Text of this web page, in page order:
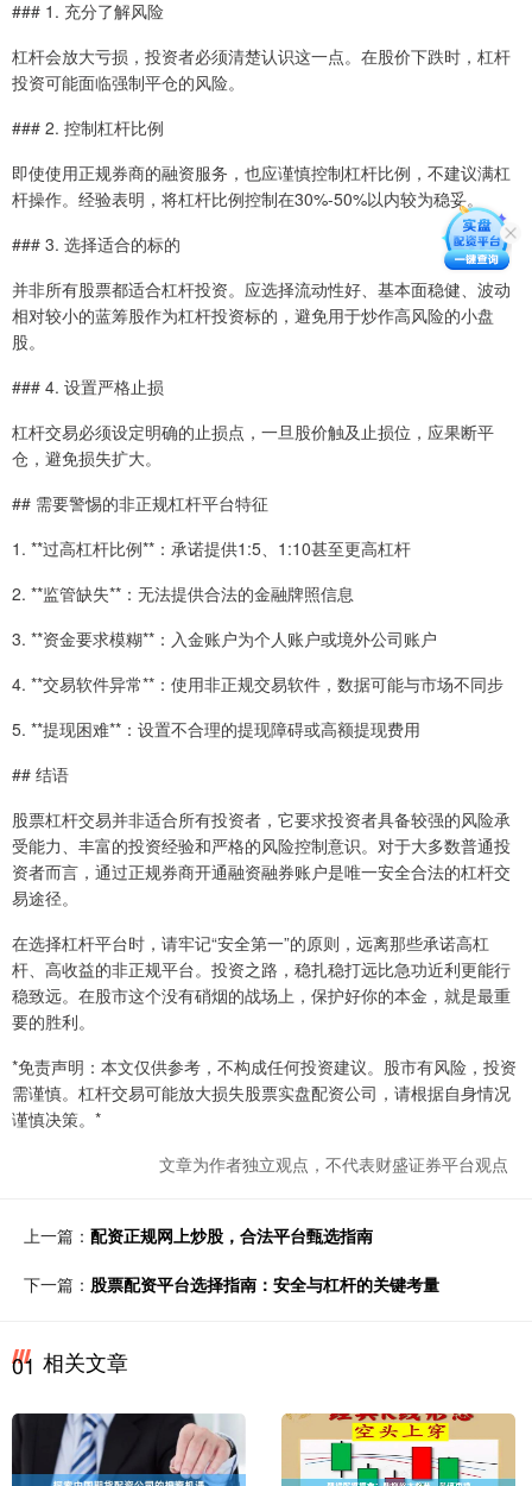
### 1. 充分了解风险
杠杆会放大亏损，投资者必须清楚认识这一点。在股价下跌时，杠杆
投资可能面临强制平仓的风险。
### 2. 控制杠杆比例
即使使用正规券商的融资服务，也应谨慎控制杠杆比例，不建议满杠
杆操作。经验表明，将杠杆比例控制在30%-50%以内较为稳妥。
### 3. 选择适合的标的
并非所有股票都适合杠杆投资。应选择流动性好、基本面稳健、波动
相对较小的蓝筹股作为杠杆投资标的，避免用于炒作高风险的小盘
股。
### 4. 设置严格止损
杠杆交易必须设定明确的止损点，一旦股价触及止损位，应果断平
仓，避免损失扩大。
## 需要警惕的非正规杠杆平台特征
1. **过高杠杆比例**：承诺提供1:5、1:10甚至更高杠杆
2. **监管缺失**：无法提供合法的金融牌照信息
3. **资金要求模糊**：入金账户为个人账户或境外公司账户
4. **交易软件异常**：使用非正规交易软件，数据可能与市场不同步
5. **提现困难**：设置不合理的提现障碍或高额提现费用
## 结语
股票杠杆交易并非适合所有投资者，它要求投资者具备较强的风险承
受能力、丰富的投资经验和严格的风险控制意识。对于大多数普通投
资者而言，通过正规券商开通融资融券账户是唯一安全合法的杠杆交
易途径。
在选择杠杆平台时，请牢记“安全第一”的原则，远离那些承诺高杠
杆、高收益的非正规平台。投资之路，稳扎稳打远比急功近利更能行
稳致远。在股市这个没有硝烟的战场上，保护好你的本金，就是最重
要的胜利。
*免责声明：本文仅供参考，不构成任何投资建议。股市有风险，投资
需谨慎。杠杆交易可能放大损失股票实盘配资公司，请根据自身情况
谨慎决策。*
文章为作者独立观点，不代表财盛证券平台观点
上一篇： 配资正规网上炒股，合法平台甄选指南
下一篇： 股票配资平台选择指南：安全与杠杆的关键考量
01 相关文章